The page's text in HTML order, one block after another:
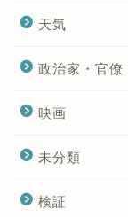
天気
政治家・官僚
映画
未分類
検証